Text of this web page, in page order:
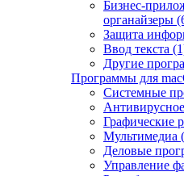
Бизнес-
органайзеры
Защита
Ввод текста
Другие
Программы для
Системные
Графические
Мультимедиа
Деловые
Управление